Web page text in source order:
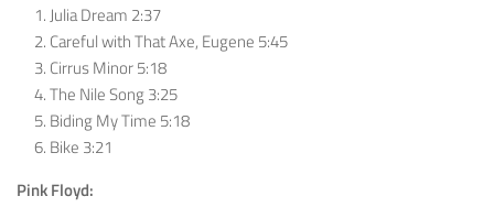
Julia Dream 2:37
Careful with That Axe, Eugene 5:45
Cirrus Minor 5:18
The Nile Song 3:25
Biding My Time 5:18
Bike 3:21
Pink Floyd: